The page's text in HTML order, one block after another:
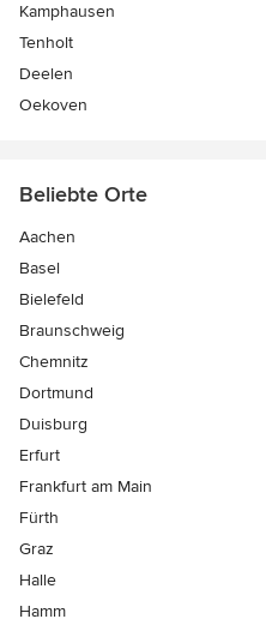
Kamphausen
Tenholt
Deelen
Oekoven
Beliebte Orte
Aachen
Basel
Bielefeld
Braunschweig
Chemnitz
Dortmund
Duisburg
Erfurt
Frankfurt am Main
Fürth
Graz
Halle
Hamm